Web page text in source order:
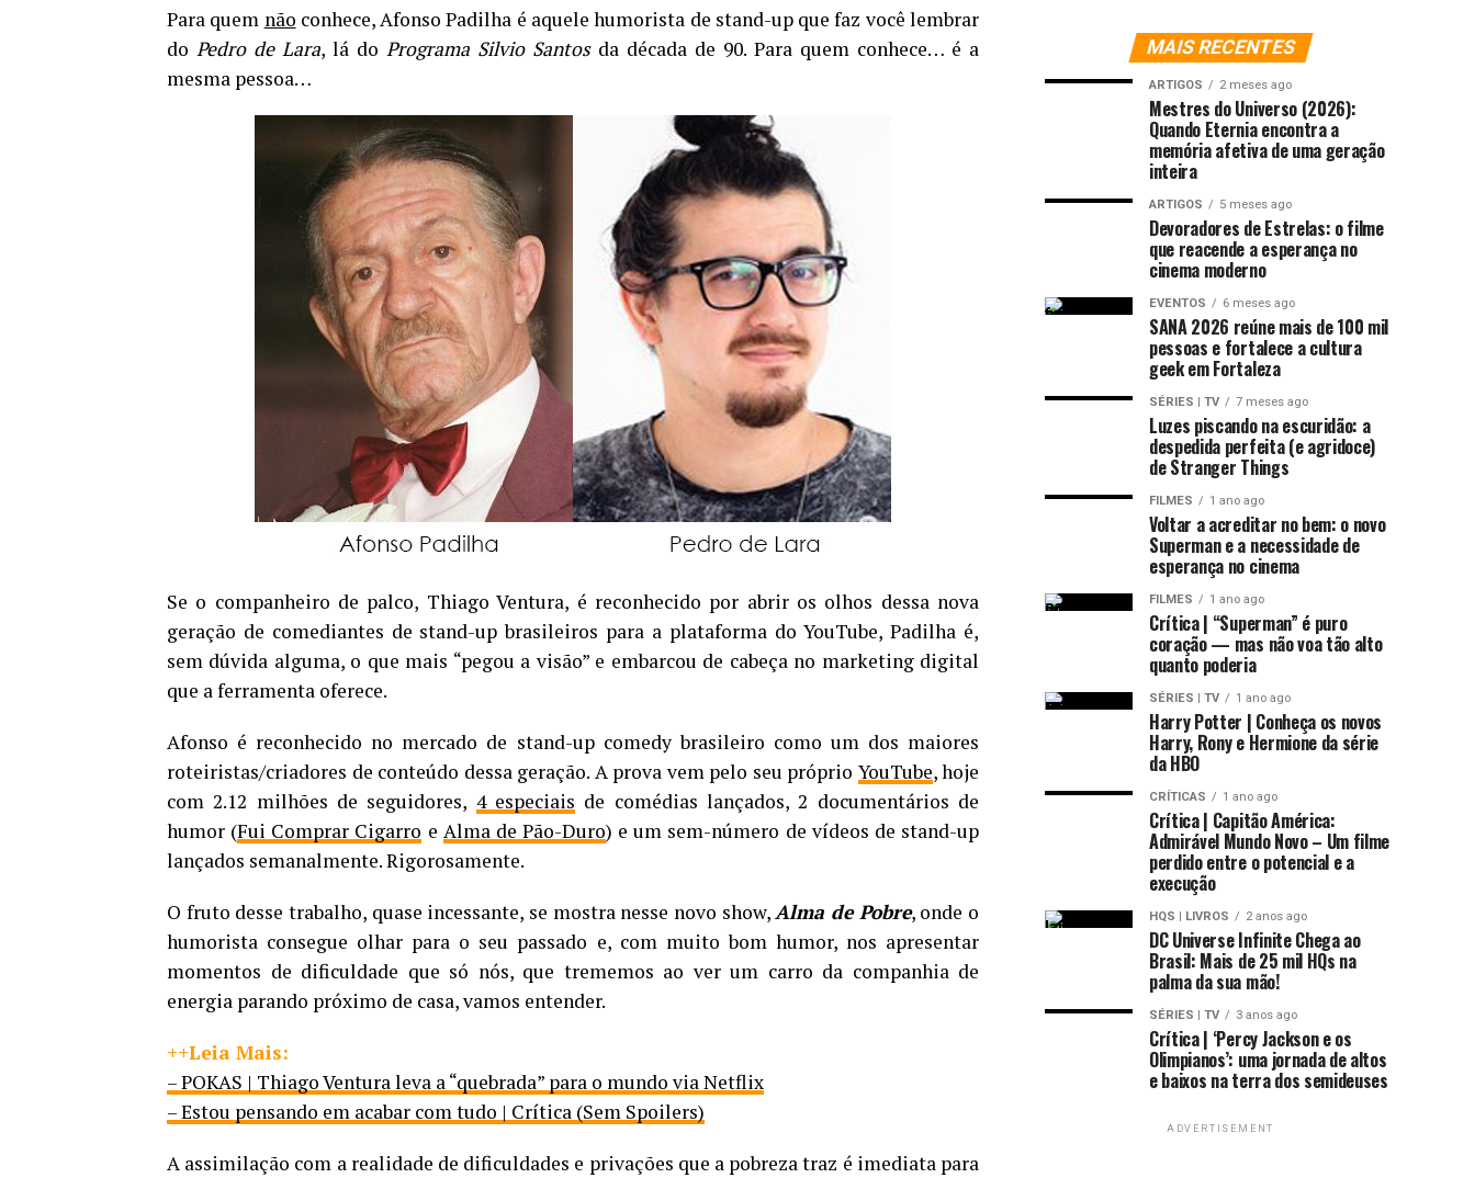
Para quem não conhece, Afonso Padilha é aquele humorista de stand-up que faz você lembrar
do Pedro de Lara, lá do Programa Silvio Santosda década de 90. Para quem conhece… é a
mesma pessoa…
Se o companheiro de palco, Thiago Ventura, é reconhecido por abrir os olhos dessa nova
geração de comediantes de stand-up brasileiros para a plataforma do YouTube, Padilha é,
sem dúvida alguma, o que mais “pegou a visão” e embarcou de cabeça no marketing digital
que a ferramenta oferece.
Afonso é reconhecido no mercado de stand-up comedy brasileiro como um dos maiores
roteiristas/criadores de conteúdo dessa geração. A prova vem pelo seu próprio YouTube, hoje
com 2.12 milhões de seguidores, 4 especiais de comédias lançados, 2 documentários de
humor (Fui Comprar Cigarro e Alma de Pão-Duro) e um sem-número de vídeos de stand-up
lançados semanalmente. Rigorosamente.
O fruto desse trabalho, quase incessante, se mostra nesse novo show,Alma de Pobre, onde o
humorista consegue olhar para o seu passado e, com muito bom humor, nos apresentar
momentos de dificuldade que só nós, que trememos ao ver um carro da companhia de
energia parando próximo de casa, vamos entender.
++Leia Mais:
– POKAS | Thiago Ventura leva a “quebrada” para o mundo via Netflix
– Estou pensando em acabar com tudo | Crítica (Sem Spoilers)
A assimilação com a realidade de dificuldades e privações que a pobreza traz é imediata para
MAIS RECENTES
ARTIGOS 2 meses ago
Mestres do Universo (2026):
Quando Eternia encontra a
memória afetiva de uma geração
inteira
ARTIGOS 5 meses ago
Devoradores de Estrelas: o filme
que reacende a esperança no
cinema moderno
EVENTOS 6 meses ago
SANA 2026 reúne mais de 100 mil
pessoas e fortalece a cultura
geek em Fortaleza
SÉRIES | TV 7 meses ago
Luzes piscando na escuridão: a
despedida perfeita (e agridoce)
de Stranger Things
FILMES 1 ano ago
Voltar a acreditar no bem: o novo
Superman e a necessidade de
esperança no cinema
FILMES 1 ano ago
Crítica | “Superman” é puro
coração — mas não voa tão alto
quanto poderia
SÉRIES | TV 1 ano ago
Harry Potter | Conheça os novos
Harry, Rony e Hermione da série
da HBO
CRÍTICAS 1 ano ago
Crítica | Capitão América:
Admirável Mundo Novo – Um filme
perdido entre o potencial e a
execução
HQS | LIVROS 2 anos ago
DC Universe Infinite Chega ao
Brasil: Mais de 25 mil HQs na
palma da sua mão!
SÉRIES | TV 3 anos ago
Crítica | ‘Percy Jackson e os
Olimpianos’: uma jornada de altos
e baixos na terra dos semideuses
ADVERTISEMENT